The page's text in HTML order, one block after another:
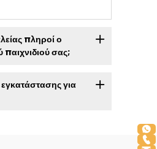
πληροί ο
σας;
για